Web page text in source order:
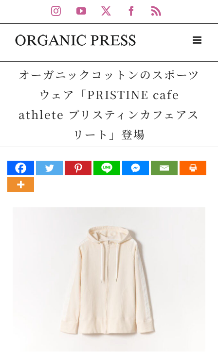
to
content
Instagram
YouTube Facebook
オーガニックコットンのスポーツ
ウェア「PRISTINE cafe
athlete プリスティンカフェアス
リート」登場